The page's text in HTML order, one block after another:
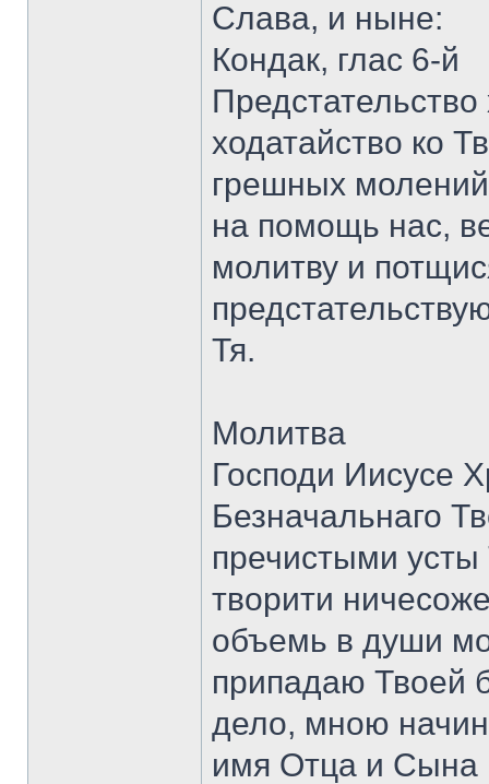
Слава, и ныне:
Кондак, глас 6-й
ходатайство ко
грешных
на помощь нас,
молитву и
Тя.
Молитва
Господи Иисусе
Безначальнаго
пречистыми
творити
объемь в души
припадаю Твоей
дело, мною
имя Отца и Сына